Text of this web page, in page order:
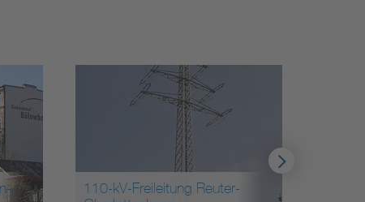
110-kV-Freileitung Reuter-